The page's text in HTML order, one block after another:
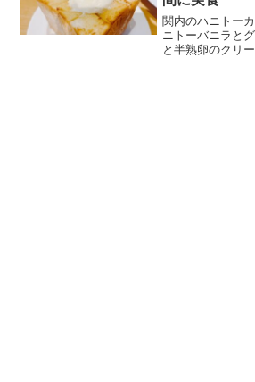
関内のハニトー
ニトーバニラと
と半熟卵のクリ